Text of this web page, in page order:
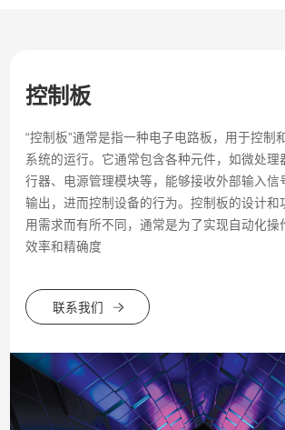
控制板
“控制板”通常是指一种电子电路板，用于控制
系统的运行。它通常包含各种元件，如微处理
行器、电源管理模块等，能够接收外部输入信
输出，进而控制设备的行为。控制板的设计和
用需求而有所不同，通常是为了实现自动化操
效率和精确度
联系我们